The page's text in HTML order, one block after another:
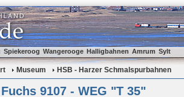
Spiekeroog Wangerooge Halligbahnen Amrum Sylt
Museum HSB - Harzer Schmalspurbahnen
Fuchs 9107 - WEG "T 35"